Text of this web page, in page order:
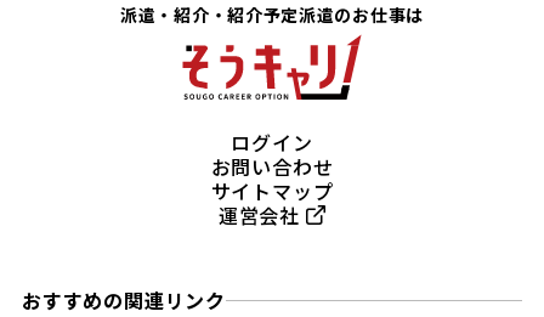
派遣・紹介・紹介予定派遣のお仕事は
ログイン
お問い合わせ
サイトマップ
運営会社
おすすめの関連リンク